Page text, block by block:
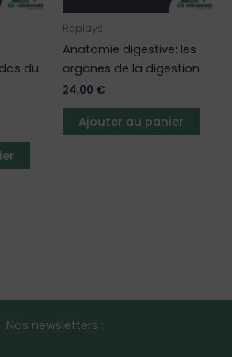
du
Replays
Anatomie digestive: les
organes de la digestion
24,00 €
Ajouter au panier
Nos newsletters :